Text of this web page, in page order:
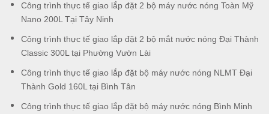
Công trình thực tế giao lắp đặt 2 bộ máy nước nóng Toàn Mỹ
Nano 200L Tại Tây Ninh
Công trình thực tế giao lắp đặt 2 bộ mắt nước nóng Đại Thành
Classic 300L tại Phường Vườn Lài
Công trình thực tế giao lắp đặt bộ máy nước nóng NLMT Đại
Thành Gold 160L tại Bình Tân
Công trình thực tế giao lắp đặt bộ máy nước nóng Bình Minh